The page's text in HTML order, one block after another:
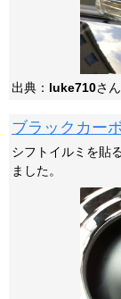
出典： luke710さん
ブラックカー
シフトイルミを貼
ました。